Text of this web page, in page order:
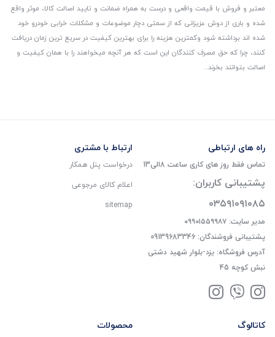
معتبر و فروش با قیمت واقعی و درست به همراه ضمانت و تایید اصالت کالا، موثر واقع
شده و باری از دوش عزیزانی که از سمتی دچار موضوعات و مشکلات خرابی خودرو خود
شده اند برداشته شود و‌کمترین هزینه را برای بهترین کیفیت در سریع ترین زمان دریافت
کنند، چرا که حق مصرف کنندگان این است که هر آنچه میخواهند را با همان کیفیت و
اصالت بتوانند بخرند..
راه های ارتباطی
تماس فقط روز های کاری ساعت 8الی13
پشتیبانی کاربران:
۰۳۵۹۱۰۹۱۰۸۵
مدیر سایت: ۰۹۹۰۱۵۵۹۹۸۷
پشتیبانی فروشندگان: 09139683346
آدرس فروشگاه: یزد-بلوار شهید دشتی
نبش کوچه 45
ارتباط با مشتری
درخواست پنل همکار
اعلام کالای مرجوعی
sitemap
کاتالوگ محصولات